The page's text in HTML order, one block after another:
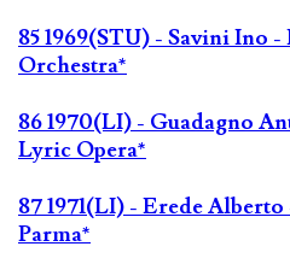
85 1969(STU) - Savini Ino
Orchestra*
86 1970(LI) - Guadagno
Lyric Opera*
87 1971(LI) - Erede
Parma*